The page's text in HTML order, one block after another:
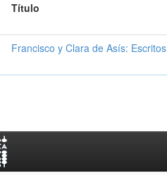
Título
Francisco y Clara de Asís: Escritos